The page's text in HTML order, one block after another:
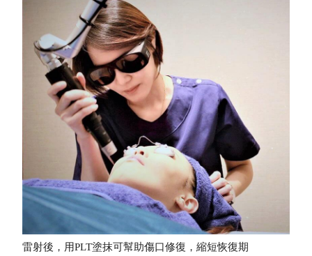
雷射後，用PLT塗抹可幫助傷口修復，縮短恢復期